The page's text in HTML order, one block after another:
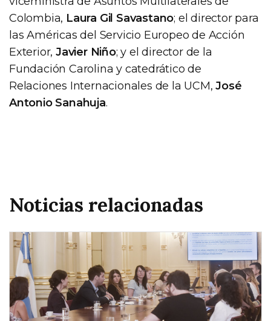
Colombia, Laura Gil Savastano; el director para
las Américas del Servicio Europeo de Acción
Exterior,Javier Niño; y el director de la
Fundación Carolina y catedrático de
Relaciones Internacionales de la UCM,José
Antonio Sanahuja.
Noticias relacionadas